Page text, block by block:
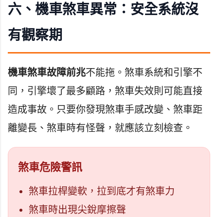
六、機車煞車異常：安全系統沒
有觀察期
機車煞車故障前兆不能拖。煞車系統和引擎不
同，引擎壞了最多顧路，煞車失效則可能直接
造成事故。只要你發現煞車手感改變、煞車距
離變長、煞車時有怪聲，就應該立刻檢查。
煞車危險警訊
煞車拉桿變軟，拉到底才有煞車力
煞車時出現尖銳摩擦聲